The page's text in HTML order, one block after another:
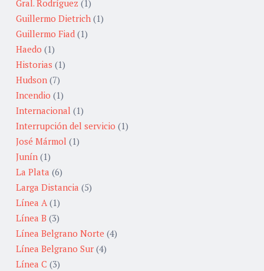
Gral. Rodríguez (1)
Guillermo Dietrich (1)
Guillermo Fiad (1)
Haedo (1)
Historias (1)
Hudson (7)
Incendio (1)
Internacional (1)
Interrupción del servicio (1)
José Mármol (1)
Junín (1)
La Plata (6)
Larga Distancia (5)
Línea A (1)
Línea B (3)
Línea Belgrano Norte (4)
Línea Belgrano Sur (4)
Línea C (3)